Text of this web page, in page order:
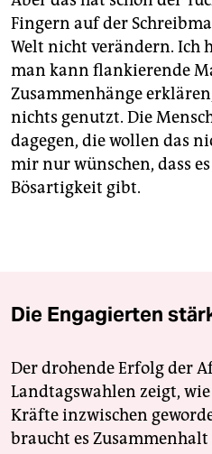
Fingern auf der
Welt nicht verändern. Ich
man kann flankierende
Zusammenhänge
nichts genutzt. Die
dagegen, die wollen das
mir nur wünschen, dass
Bösartigkeit gibt.
Die Engagierten
Der drohende Erfolg der
Landtagswahlen zeigt,
Kräfte inzwischen
braucht es